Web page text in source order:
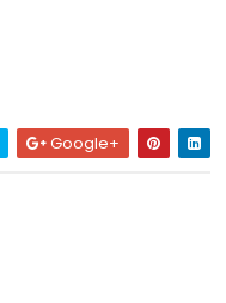
Google+